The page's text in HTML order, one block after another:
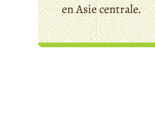
en Asie centrale.